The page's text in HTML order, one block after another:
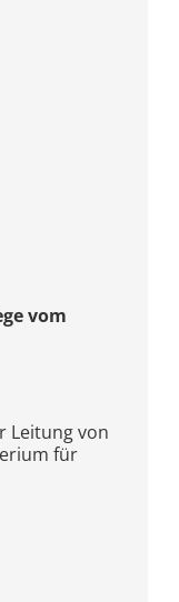
vom
Leitung von
für